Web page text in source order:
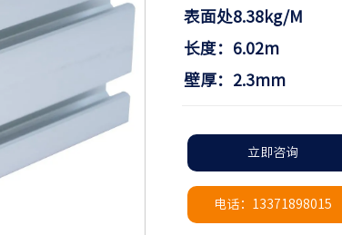
表面处8.38kg/m
长度：6.02m
壁厚：2.3mm
立即咨询
电话：13371898015